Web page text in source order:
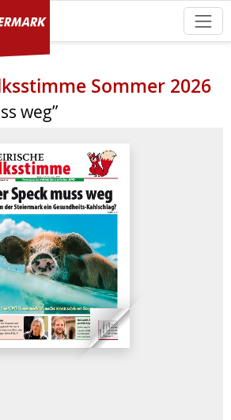
Sommer 2026
weg”